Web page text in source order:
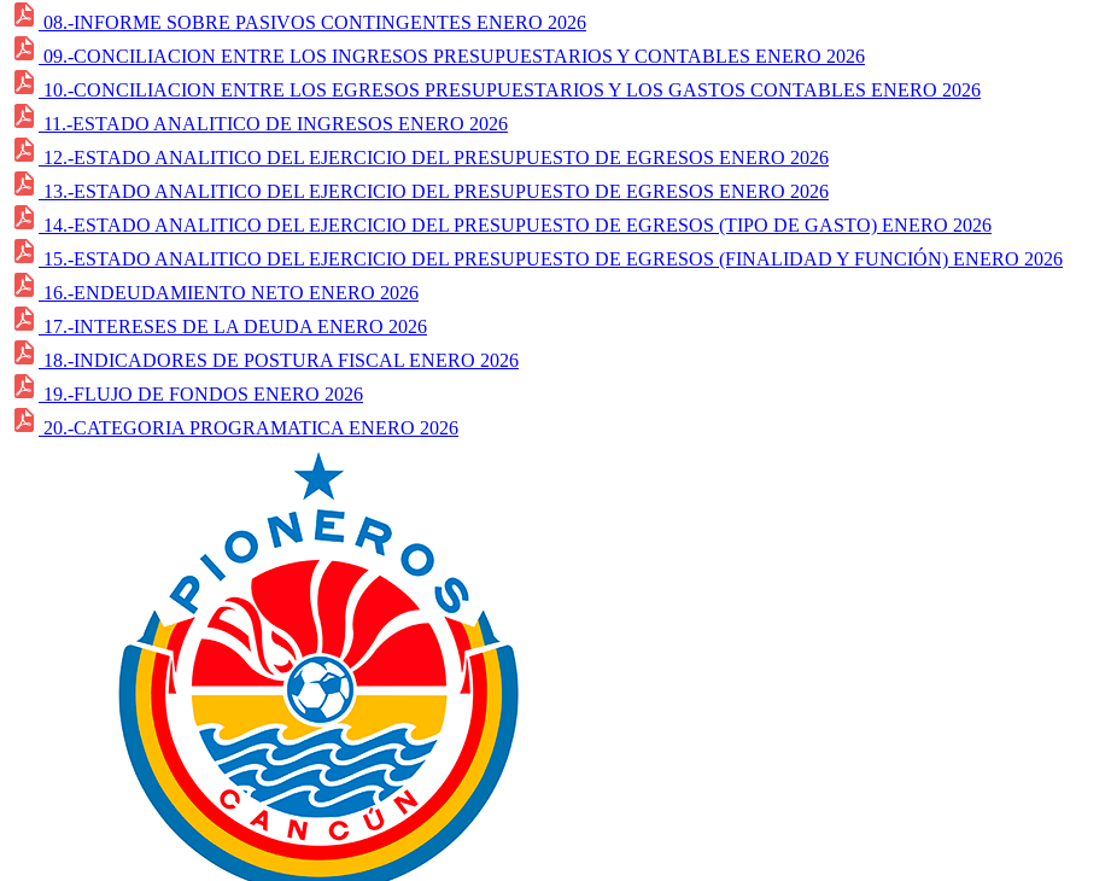
08.-INFORME SOBRE PASIVOS CONTINGENTES ENERO 2026
09.-CONCILIACION ENTRE LOS INGRESOS PRESUPUESTARIOS Y CONTABLES ENERO 2026
10.-CONCILIACION ENTRE LOS EGRESOS PRESUPUESTARIOS Y LOS GASTOS CONTABLES ENERO 2026
11.-ESTADO ANALITICO DE INGRESOS ENERO 2026
12.-ESTADO ANALITICO DEL EJERCICIO DEL PRESUPUESTO DE EGRESOS ENERO 2026
13.-ESTADO ANALITICO DEL EJERCICIO DEL PRESUPUESTO DE EGRESOS ENERO 2026
14.-ESTADO ANALITICO DEL EJERCICIO DEL PRESUPUESTO DE EGRESOS (TIPO DE GASTO) ENERO 2026
15.-ESTADO ANALITICO DEL EJERCICIO DEL PRESUPUESTO DE EGRESOS (FINALIDAD Y FUNCIÓN) ENERO 2026
16.-ENDEUDAMIENTO NETO ENERO 2026
17.-INTERESES DE LA DEUDA ENERO 2026
18.-INDICADORES DE POSTURA FISCAL ENERO 2026
19.-FLUJO DE FONDOS ENERO 2026
20.-CATEGORIA PROGRAMATICA ENERO 2026